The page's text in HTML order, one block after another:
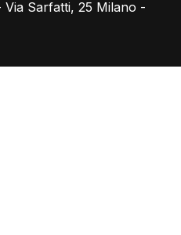
Sarfatti, 25 Milano -